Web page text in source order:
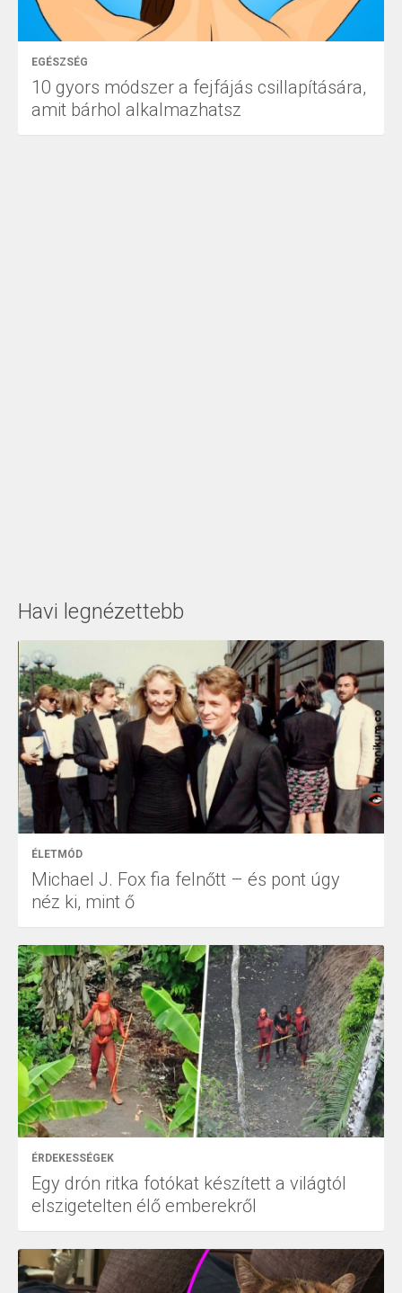
EGÉSZSÉG
10 gyors módszer a fejfájás csillapítására,
amit bárhol alkalmazhatsz
Havi legnézettebb
ÉLETMÓD
Michael J. Fox fia felnőtt – és pont úgy
néz ki, mint ő
ÉRDEKESSÉGEK
Egy drón ritka fotókat készített a világtól
elszigetelten élő emberekről